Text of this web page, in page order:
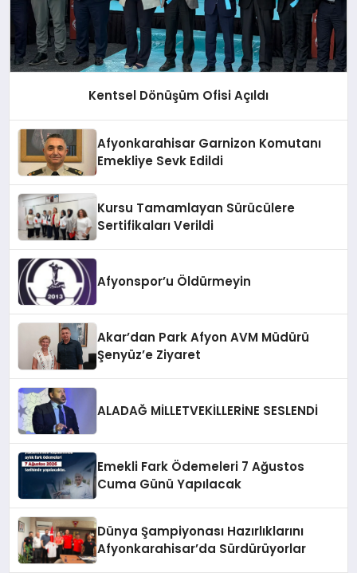
Kentsel Dönüşüm Ofisi Açıldı
Afyonkarahisar Garnizon Komutanı
Emekliye Sevk Edildi
Kursu Tamamlayan Sürücülere
Sertifikaları Verildi
Afyonspor’u Öldürmeyin
Akar’dan Park Afyon AVM Müdürü
Şenyüz’e Ziyaret
ALADAĞ MİLLETVEKİLLERİNE SESLENDİ
Emekli Fark Ödemeleri 7 Ağustos
Cuma Günü Yapılacak
Dünya Şampiyonası Hazırlıklarını
Afyonkarahisar’da Sürdürüyorlar